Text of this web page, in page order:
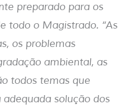
preparado para os
todo o Magistrado. “As
os problemas
ambiental, as
todos temas que
solução dos